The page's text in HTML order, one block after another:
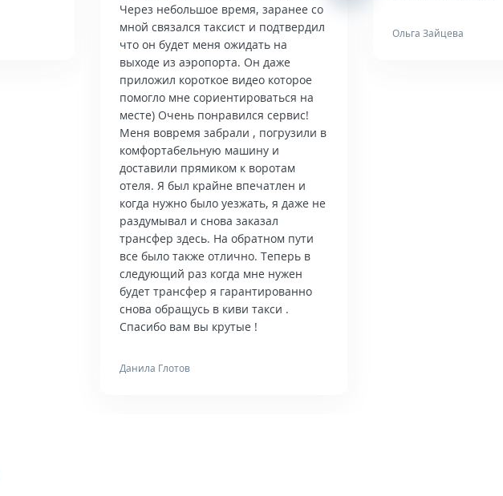
Через небольшое время, заранее со
мной связался таксист и подтвердил
что он будет меня ожидать на
выходе из аэропорта. Он даже
приложил короткое видео которое
помогло мне сориентироваться на
месте) Очень понравился сервис!
Меня вовремя забрали , погрузили в
комфортабельную машину и
доставили прямиком к воротам
отеля. Я был крайне впечатлен и
когда нужно было уезжать, я даже не
раздумывал и снова заказал
трансфер здесь. На обратном пути
все было также отлично. Теперь в
следующий раз когда мне нужен
будет трансфер я гарантированно
снова обращусь в киви такси .
Спасибо вам вы крутые !
Данила Глотов
Ольга Зайцева